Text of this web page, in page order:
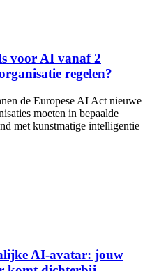
voor AI vanaf 2
regelen?
de Europese AI Act nieuwe
moeten in bepaalde
met kunstmatige intelligentie
AI-avatar: jouw